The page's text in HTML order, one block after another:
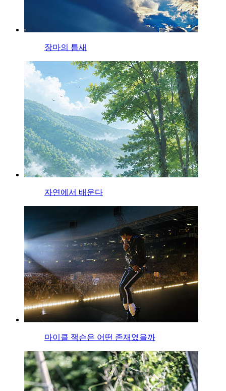
장마의 틈새
자연에서 배운다
마이클 잭슨은 어떤 존재였을까